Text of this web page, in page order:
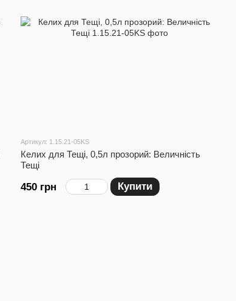
Артикул: 1.15.21-05KS
Келих для Тещі, 0,5л прозорий: Величність
Тещі
450 грн Купити